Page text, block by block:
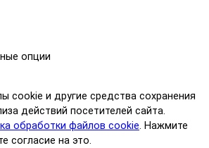
опции
cookie и другие средства сохранения
действий посетителей сайта.
обработки файлов cookie. Нажмите
согласие на это.